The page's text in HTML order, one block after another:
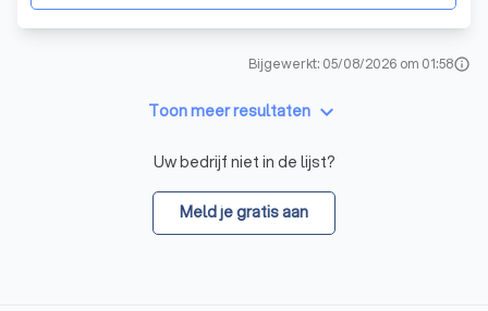
Bijgewerkt: 05/08/2026 om 01:58info
Toon meer resultaten keyboard_arrow_down
Uw bedrijf niet in de lijst?
Meld je gratis aan